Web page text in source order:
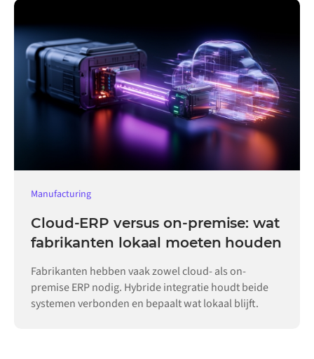
Manufacturing
Cloud-ERP versus on-premise: wat
fabrikanten lokaal moeten houden
Fabrikanten hebben vaak zowel cloud- als on-
premise ERP nodig. Hybride integratie houdt beide
systemen verbonden en bepaalt wat lokaal blijft.